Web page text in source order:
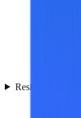
Resistencia